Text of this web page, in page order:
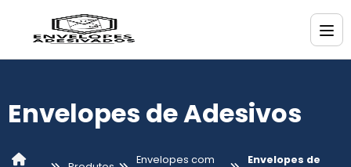
Envelopes de Adesivos
Envelopes com
Envelopes de